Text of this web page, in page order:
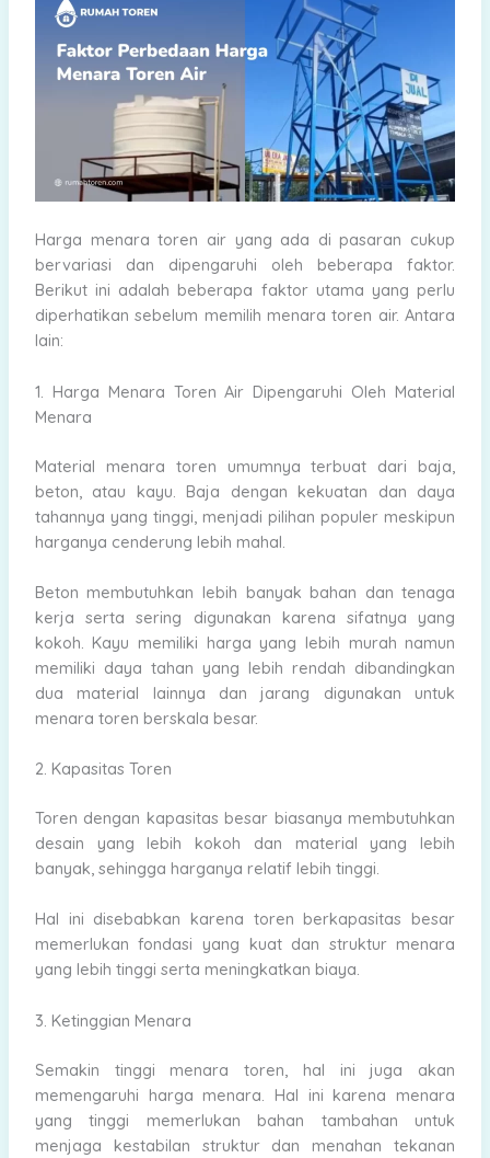
Harga menara toren air yang ada di pasaran cukup
bervariasi dan dipengaruhi oleh beberapa faktor.
Berikut ini adalah beberapa faktor utama yang perlu
diperhatikan sebelum memilih menara toren air. Antara
lain:
1. Harga Menara Toren Air Dipengaruhi Oleh Material
Menara
Material menara toren umumnya terbuat dari baja,
beton, atau kayu. Baja dengan kekuatan dan daya
tahannya yang tinggi, menjadi pilihan populer meskipun
harganya cenderung lebih mahal.
Beton membutuhkan lebih banyak bahan dan tenaga
kerja serta sering digunakan karena sifatnya yang
kokoh. Kayu memiliki harga yang lebih murah namun
memiliki daya tahan yang lebih rendah dibandingkan
dua material lainnya dan jarang digunakan untuk
menara toren berskala besar.
2. Kapasitas Toren
Toren dengan kapasitas besar biasanya membutuhkan
desain yang lebih kokoh dan material yang lebih
banyak, sehingga harganya relatif lebih tinggi.
Hal ini disebabkan karena toren berkapasitas besar
memerlukan fondasi yang kuat dan struktur menara
yang lebih tinggi serta meningkatkan biaya.
3. Ketinggian Menara
Semakin tinggi menara toren, hal ini juga akan
memengaruhi harga menara. Hal ini karena menara
yang tinggi memerlukan bahan tambahan untuk
menjaga kestabilan struktur dan menahan tekanan